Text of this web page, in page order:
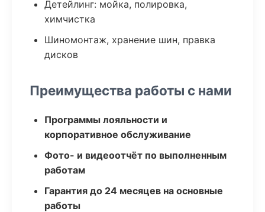
Детейлинг: мойка, полировка,
химчистка
Шиномонтаж, хранение шин, правка
дисков
Преимущества работы с нами
Программы лояльности и
корпоративное обслуживание
Фото- и видеоотчёт по выполненным
работам
Гарантия до 24 месяцев на основные
работы